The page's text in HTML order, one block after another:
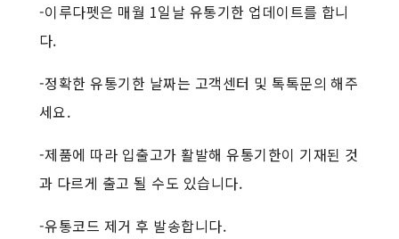
-이루다펫은 매월 1일날 유통기한 업데이트를 합니
다.
-정확한 유통기한 날짜는 고객센터 및 톡톡문의 해주
세요.
-제품에 따라 입출고가 활발해 유통기한이 기재된 것
과 다르게 출고 될 수도 있습니다.
-유통코드 제거 후 발송합니다.